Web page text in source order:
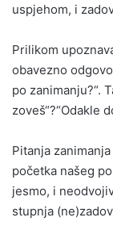
uspjehom, i
Prilikom
obavezno
po zanimanju?“.
zoveš“?“Odakle
Pitanja
početka našeg
jesmo, i
stupnja